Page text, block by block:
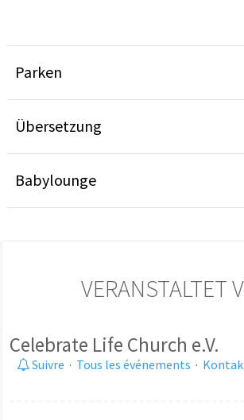
Parken
Übersetzung
Babylounge
VERANSTALTET
Celebrate Life Church e.V.
Suivre · Tous les événements ·